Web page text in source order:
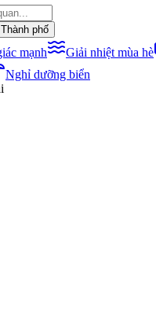
phố
mạnh Giải nhiệt mùa hè
Nghỉ dưỡng biển